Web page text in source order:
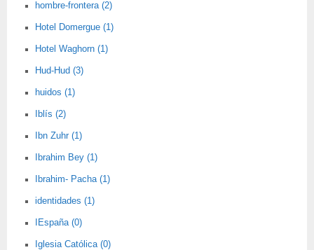
hombre-frontera (2)
Hotel Domergue (1)
Hotel Waghorn (1)
Hud-Hud (3)
huidos (1)
Iblís (2)
Ibn Zuhr (1)
Ibrahim Bey (1)
Ibrahim- Pacha (1)
identidades (1)
IEspaña (0)
Iglesia Católica (0)